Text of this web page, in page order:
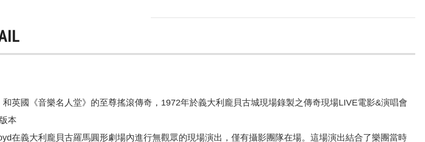
英國《音樂名人堂》的至尊搖滾傳奇，1972年於義大利龐貝古城現場錄製之傳奇現場LIVE電影&演唱會
本
在義大利龐貝古羅馬圓形劇場內進行無觀眾的現場演出，僅有攝影團隊在場。這場演出結合了樂團當時